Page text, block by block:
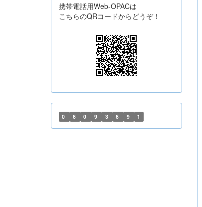
携帯電話用Web-OPACは
こちらのQRコードからどうぞ！
0 6 0 9 3 6 9 1